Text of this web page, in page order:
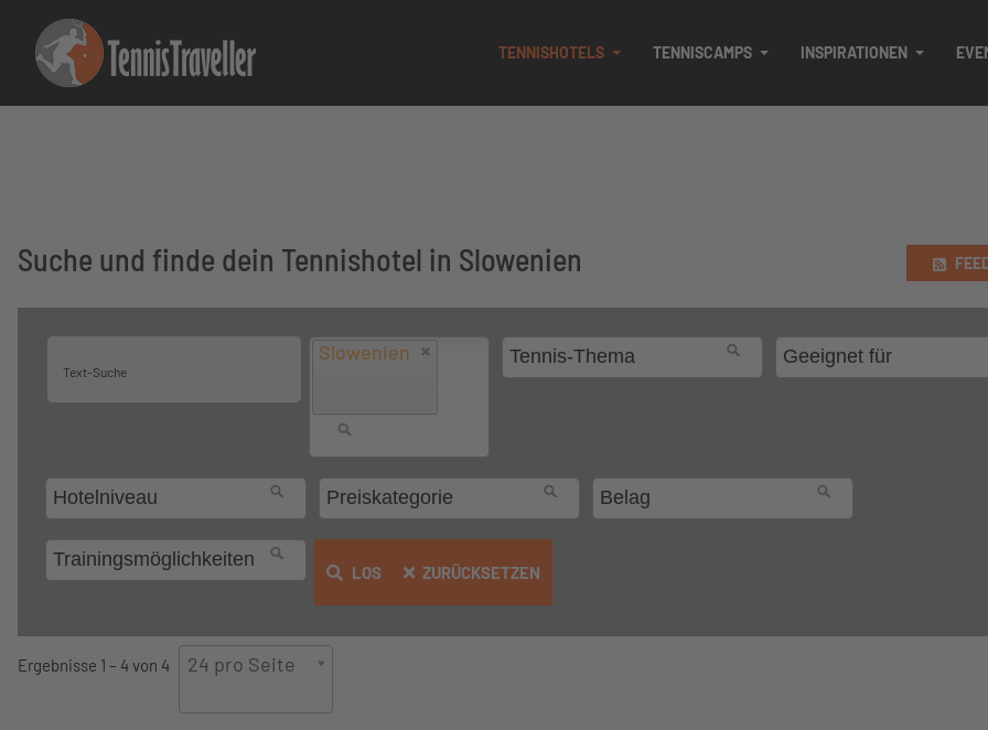
TENNISHOTELS TENNISCAMPS INSPIRATIONEN
Suche und finde dein Tennishotel in Slowenien
Slowenien
LOS ZURÜCKSETZEN
Ergebnisse 1 – 4 von 4 24 pro Seite